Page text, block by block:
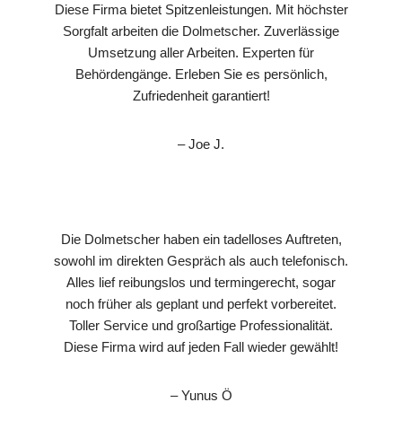
Diese Firma bietet Spitzenleistungen. Mit höchster
Sorgfalt arbeiten die Dolmetscher. Zuverlässige
Umsetzung aller Arbeiten. Experten für
Behördengänge. Erleben Sie es persönlich,
Zufriedenheit garantiert!
– Joe J.
Die Dolmetscher haben ein tadelloses Auftreten,
sowohl im direkten Gespräch als auch telefonisch.
Alles lief reibungslos und termingerecht, sogar
noch früher als geplant und perfekt vorbereitet.
Toller Service und großartige Professionalität.
Diese Firma wird auf jeden Fall wieder gewählt!
– Yunus Ö